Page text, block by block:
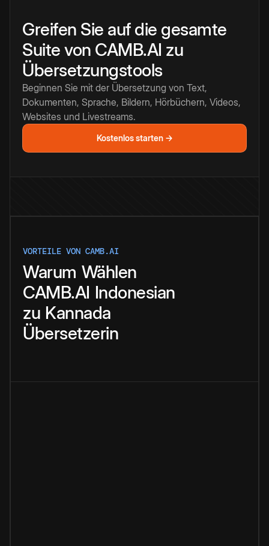
Greifen Sie auf die gesamte
Suite von CAMB.AI zu
Übersetzungstools
Beginnen Sie mit der Übersetzung von Text,
Dokumenten, Sprache, Bildern, Hörbüchern, Videos,
Websites und Livestreams.
Kostenlos starten →
VORTEILE VON CAMB.AI
Warum Wählen
CAMB.AI Indonesian
zu Kannada
Übersetzerin